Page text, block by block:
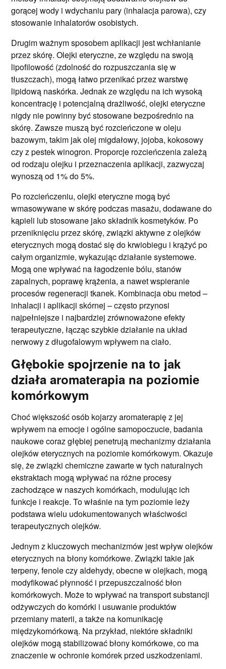
gorącej wody i wdychaniu pary (inhalacja parowa), czy
stosowanie inhalatorów osobistych.
Drugim ważnym sposobem aplikacji jest wchłanianie
przez skórę. Olejki eteryczne, ze względu na swoją
lipofilowość (zdolność do rozpuszczania się w
tłuszczach), mogą łatwo przenikać przez warstwę
lipidową naskórka. Jednak ze względu na ich wysoką
koncentrację i potencjalną drażliwość, olejki eteryczne
nigdy nie powinny być stosowane bezpośrednio na
skórę. Zawsze muszą być rozcieńczone w oleju
bazowym, takim jak olej migdałowy, jojoba, kokosowy
czy z pestek winogron. Proporcje rozcieńczenia zależą
od rodzaju olejku i przeznaczenia aplikacji, zazwyczaj
wynoszą od 1% do 5%.
Po rozcieńczeniu, olejki eteryczne mogą być
wmasowywane w skórę podczas masażu, dodawane do
kąpieli lub stosowane jako składnik kosmetyków. Po
przeniknięciu przez skórę, związki aktywne z olejków
eterycznych mogą dostać się do krwiobiegu i krążyć po
całym organizmie, wykazując działanie systemowe.
Mogą one wpływać na łagodzenie bólu, stanów
zapalnych, poprawę krążenia, a nawet wspieranie
procesów regeneracji tkanek. Kombinacja obu metod –
inhalacji i aplikacji skórnej – często przynosi
najpełniejsze i najbardziej zrównoważone efekty
terapeutyczne, łącząc szybkie działanie na układ
nerwowy z długofalowym wpływem na ciało.
Głębokie spojrzenie na to jak
działa aromaterapia na poziomie
komórkowym
Choć większość osób kojarzy aromaterapię z jej
wpływem na emocje i ogólne samopoczucie, badania
naukowe coraz głębiej penetrują mechanizmy działania
olejków eterycznych na poziomie komórkowym. Okazuje
się, że związki chemiczne zawarte w tych naturalnych
ekstraktach mogą wpływać na różne procesy
zachodzące w naszych komórkach, modulując ich
funkcje i reakcje. To właśnie na tym poziomie leży
podstawa wielu udokumentowanych właściwości
terapeutycznych olejków.
Jednym z kluczowych mechanizmów jest wpływ olejków
eterycznych na błony komórkowe. Związki takie jak
terpeny, fenole czy aldehydy, obecne w olejkach, mogą
modyfikować płynność i przepuszczalność błon
komórkowych. Może to wpływać na transport substancji
odżywczych do komórki i usuwanie produktów
przemiany materii, a także na komunikację
międzykomórkową. Na przykład, niektóre składniki
olejków mogą stabilizować błony komórkowe, co ma
znaczenie w ochronie komórek przed uszkodzeniami.